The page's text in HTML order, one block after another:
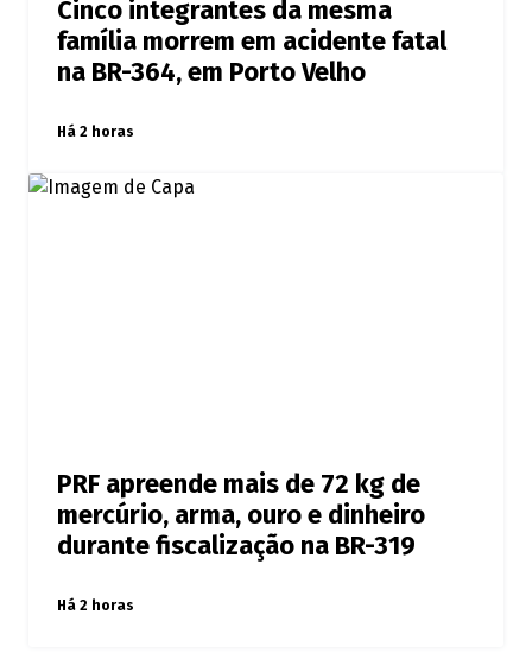
Cinco integrantes da mesma
família morrem em acidente fatal
na BR-364, em Porto Velho
Há 2 horas
PRF apreende mais de 72 kg de
mercúrio, arma, ouro e dinheiro
durante fiscalização na BR-319
Há 2 horas